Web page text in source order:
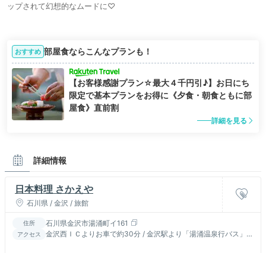
ップされて幻想的なムードに♡
おすすめ 部屋食ならこんなプランも！
【お客様感謝プラン☆最大４千円引♪】お日にち
限定で基本プランをお得に《夕食・朝食ともに部
屋食》直前割
詳細を見る
詳細情報
日本料理 さかえや
石川県 / 金沢 / 旅館
住所 石川県金沢市湯涌町イ161
アクセス
金沢西ＩＣよりお車で約30分 / 金沢駅より「湯涌温泉行バス」約